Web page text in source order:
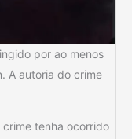
por ao menos
A autoria do crime
tenha ocorrido